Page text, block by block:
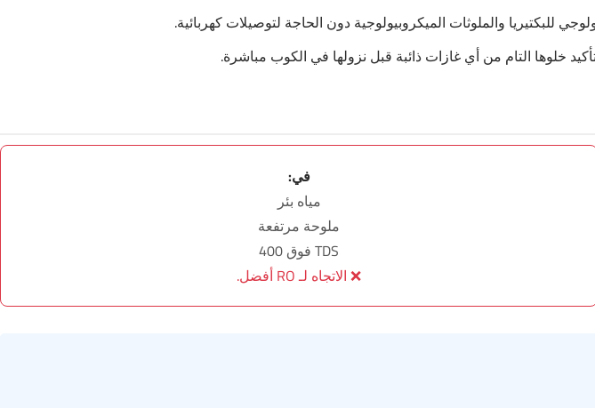
للبكتيريا والملوثات الميكروبيولوجية دون الحاجة لتوصيلات كهربائية.
خلوها التام من أي غازات ذائبة قبل نزولها في الكوب مباشرة.
في:
مياه بئر
ملوحة مرتفعة
TDS فوق 400
❌ الاتجاه لـ RO أفضل.